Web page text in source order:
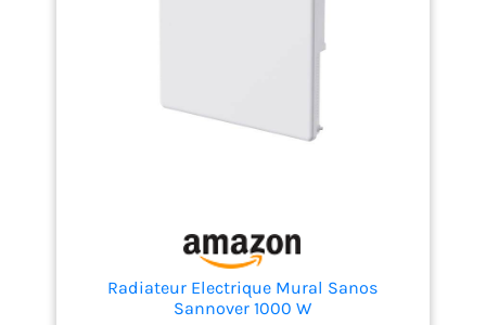
Radiateur Electrique Mural Sanos
Sannover 1000 W